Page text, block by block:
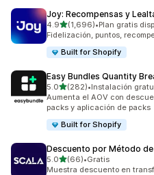
Joy: Recompensas y
4.9de 5 estrellas
(1,696)
1696 reseñas en total
•Plan gratis
Fidelización, puntos,
Built for Shopify
Easy Bundles Quantity
5.0de 5 estrellas
(282)
282 reseñas en total
•Instalación
Aumenta el AOV con
packs y aplicación de packs
Built for Shopify
Descuento por Método de
5.0de 5 estrellas
(66)
66 reseñas en total
•Gratis
Muestra descuento en